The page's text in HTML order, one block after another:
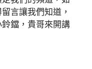
言讓我們知道，
鐺，貴哥來開講